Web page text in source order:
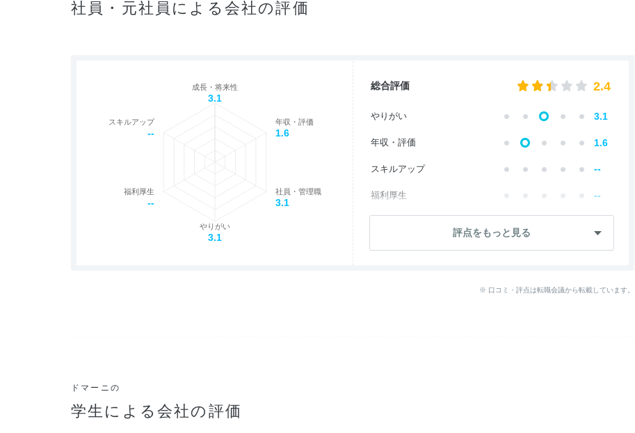
社員・元社員による会社の評価
評点をもっと見る
成長・将来性
3.1
年収・評価
1.6
社員・管理職
3.1
やりがい
3.1
福利厚生
--
スキルアップ
--
総合評価 2.4
やりがい 3.1
年収・評価 1.6
スキルアップ --
福利厚生 --
社員・管理職 3.1
※ 口コミ・評点は転職会議から転載しています。
ドマーニの
学生による会社の評価